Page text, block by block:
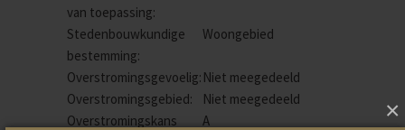
×
van toepassing:
Stedenbouwkundige
bestemming:
Woongebied
Overstromingsgevoelig: Niet meegedeeld
Overstromingsgebied:
Niet meegedeeld
Overstromingskans
A